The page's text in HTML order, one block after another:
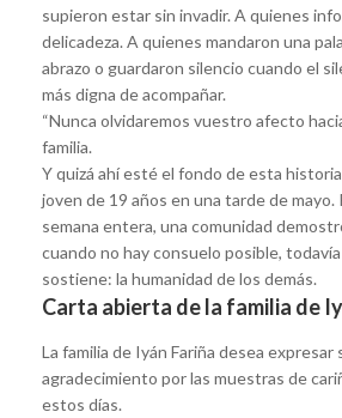
supieron estar sin invadir. A quienes
delicadeza. A quienes mandaron una
abrazo o guardaron silencio cuando el
más digna de acompañar.
“Nunca olvidaremos vuestro afecto
familia.
Y quizá ahí esté el fondo de esta
joven de 19 años en una tarde de
semana entera, una comunidad
cuando no hay consuelo posible,
sostiene: la humanidad de los demás.
Carta abierta de la familia de
La familia de Iyán Fariña desea expresar
agradecimiento por las muestras de
estos días.